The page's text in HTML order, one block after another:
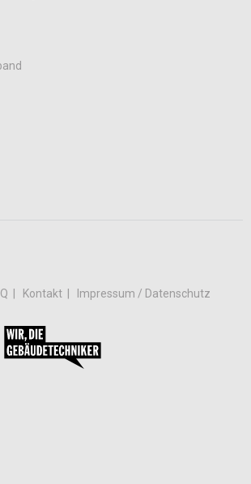
Kontakt Impressum / Datenschutz